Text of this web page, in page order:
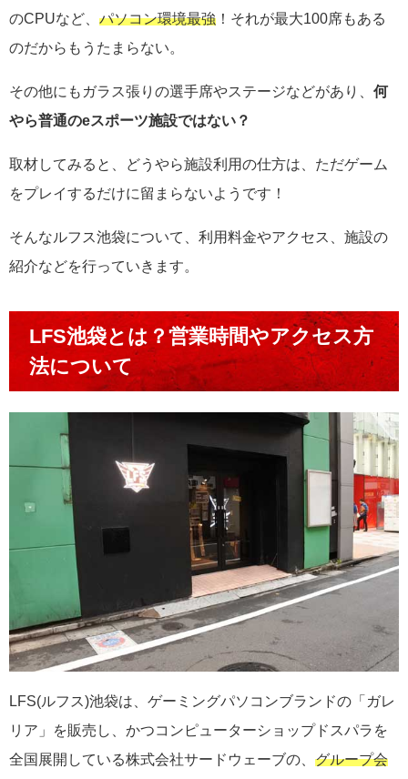
のCPUなど、 パソコン環境最強 ！それが最大100席もある
のだからもうたまらない。
その他にもガラス張りの選手席やステージなどがあり、 何
やら普通のeスポーツ施設ではない？
取材してみると、どうやら施設利用の仕方は、ただゲーム
をプレイするだけに留まらないようです！
そんなルフス池袋について、利用料金やアクセス、施設の
紹介などを行っていきます。
LFS池袋とは？営業時間やアクセス方
法について
LFS(ルフス)池袋は、ゲーミングパソコンブランドの「ガレ
リア」を販売し、かつコンピューターショップドスパラを
全国展開している株式会社サードウェーブの、 グループ会